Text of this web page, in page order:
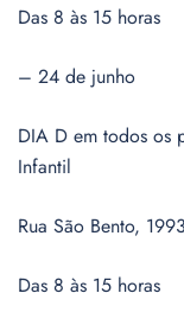
Das 8 às 15 horas
– 24 de junho
DIA D em todos os
Infantil
Rua São Bento,
Das 8 às 15 horas